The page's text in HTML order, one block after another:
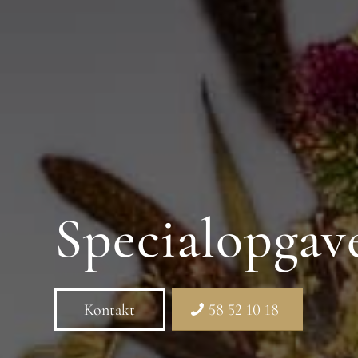
Kontakt 58 52 10 18